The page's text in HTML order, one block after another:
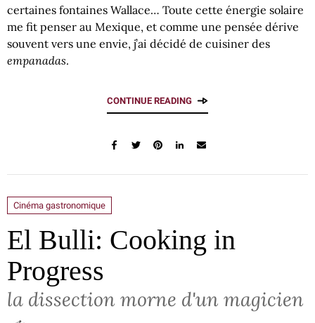
certaines fontaines Wallace… Toute cette énergie solaire
me fit penser au Mexique, et comme une pensée dérive
souvent vers une envie, j’ai décidé de cuisiner des
empanadas.
CONTINUE READING
Cinéma gastronomique
El Bulli: Cooking in
Progress
la dissection morne d'un magicien